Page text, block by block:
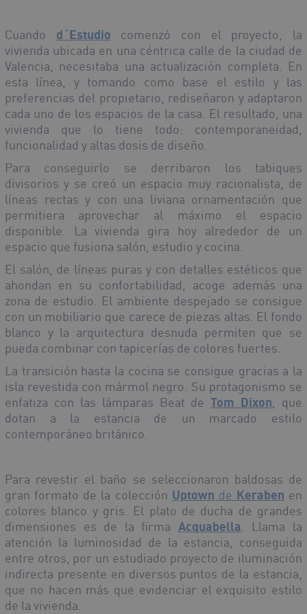
Cuando d´Estudio comenzó con el proyecto, la
vivienda ubicada en una céntrica calle de la ciudad de
Valencia, necesitaba una actualización completa. En
esta línea, y tomando como base el estilo y las
preferencias del propietario, rediseñaron y adaptaron
cada uno de los espacios de la casa. El resultado, una
vivienda que lo tiene todo: contemporaneidad,
funcionalidad y altas dosis de diseño.
Para conseguirlo se derribaron los tabiques
divisorios y se creó un espacio muy racionalista, de
líneas rectas y con una liviana ornamentación que
permitiera aprovechar al máximo el espacio
disponible. La vivienda gira hoy alrededor de un
espacio que fusiona salón, estudio y cocina.
El salón, de líneas puras y con detalles estéticos que
ahondan en su confortabilidad, acoge además una
zona de estudio. El ambiente despejado se consigue
con un mobiliario que carece de piezas altas. El fondo
blanco y la arquitectura desnuda permiten que se
pueda combinar con tapicerías de colores fuertes.
La transición hasta la cocina se consigue gracias a la
isla revestida con mármol negro. Su protagonismo se
enfatiza con las lámparas Beat deTom Dixon , que
dotan a la estancia de un marcado estilo
contemporáneo británico.
Para revestir el baño se seleccionaron baldosas de
gran formato de la colección Uptown de Keraben en
colores blanco y gris. El plato de ducha de grandes
dimensiones es de la firma Acquabella . Llama la
atención la luminosidad de la estancia, conseguida
entre otros, por un estudiado proyecto de iluminación
indirecta presente en diversos puntos de la estancia,
que no hacen más que evidenciar el exquisito estilo
de la vivienda.